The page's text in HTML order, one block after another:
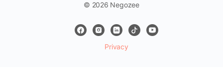
© 2026 Negozee
Privacy